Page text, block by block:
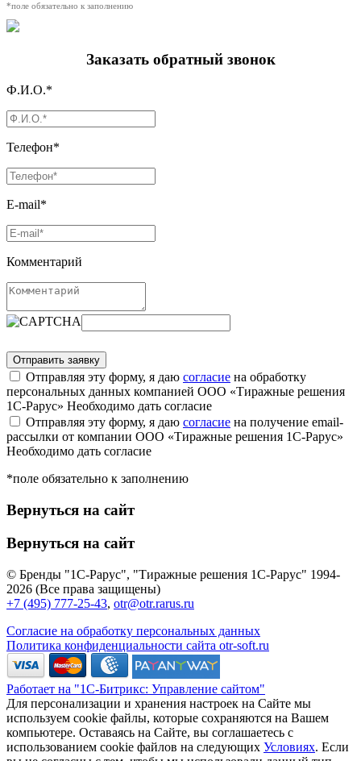
*поле обязательно к заполнению
Заказать обратный звонок
Ф.И.О.*
Телефон*
E-mail*
Комментарий
Отправляя эту форму, я даю согласие на обработку
персональных данных компанией ООО «Тиражные решения
1С-Рарус» Необходимо дать согласие
Отправляя эту форму, я даю согласие на получение email-
рассылки от компании ООО «Тиражные решения 1С-Рарус»
Необходимо дать согласие
*поле обязательно к заполнению
Вернуться на сайт
Вернуться на сайт
© Бренды "1С-Рарус", "Тиражные решения 1С-Рарус" 1994-
2026 (Все права защищены)
+7 (495) 777-25-43, otr@otr.rarus.ru
Согласие на обработку персональных данных
Политика конфиденциальности сайта otr-soft.ru
Работает на "1С-Битрикс: Управление сайтом"
Для персонализации и хранения настроек на Сайте мы
используем cookie файлы, которые сохраняются на Вашем
компьютере. Оставаясь на Сайте, вы соглашаетесь с
использованием cookie файлов на следующих Условиях. Если